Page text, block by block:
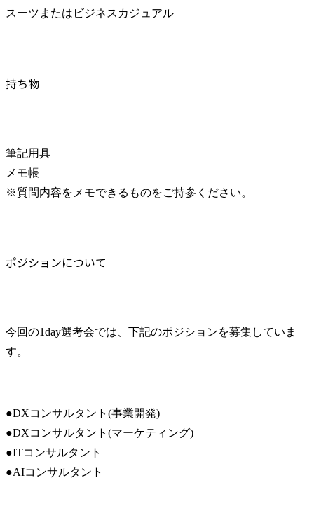
スーツまたはビジネスカジュアル
持ち物
筆記用具
メモ帳
※質問内容をメモできるものをご持参ください。
ポジションについて
今回の1day選考会では、下記のポジションを募集していま
す。
●DXコンサルタント(事業開発)
●DXコンサルタント(マーケティング)
●ITコンサルタント
●AIコンサルタント